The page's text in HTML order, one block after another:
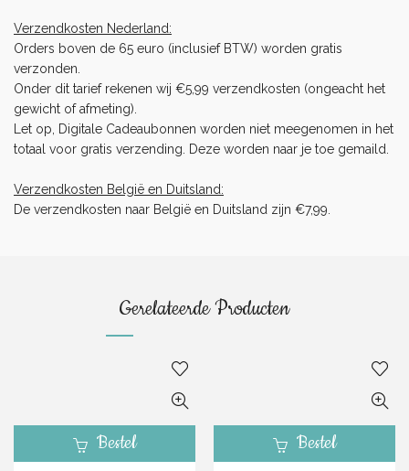
Verzendkosten Nederland:
Orders boven de 65 euro (inclusief BTW) worden gratis
verzonden.
Onder dit tarief rekenen wij €5,99 verzendkosten (ongeacht het
gewicht of afmeting).
Let op, Digitale Cadeaubonnen worden niet meegenomen in het
totaal voor gratis verzending. Deze worden naar je toe gemaild.
Verzendkosten België en Duitsland:
De verzendkosten naar België en Duitsland zijn €7,99.
Gerelateerde Producten
Bestel Bestel